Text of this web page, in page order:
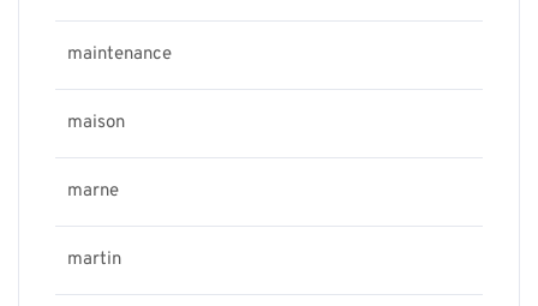
maintenance
maison
marne
martin